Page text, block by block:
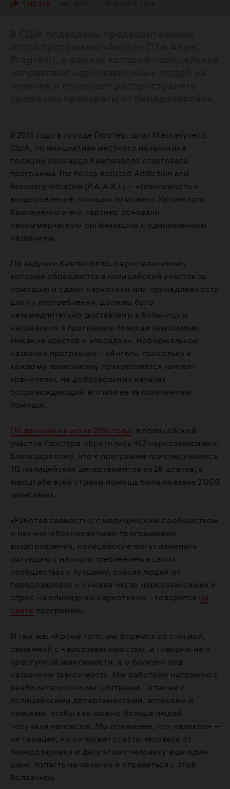
THE FIX
В 2015 году в городе Глостер, штат Массачусетс,
США, по инициативе местного начальника
полиции Леонарда Кампанелло стартовала
программа The Police Assisted Addiction and
Recovery Initiative (P.A.A.R.I.) – «Зависимость и
выздоровление: полиция поможет». Кроме того,
Кампанелло и его партнер основали
некоммерческую организацию с одноименным
названием.
По задумке Кампанелло, наркозависимые,
которые обращаются в полицейский участок за
помощью и сдают наркотики или принадлежности
для их употребления, должны быть
незамедлительно доставлены в больницу и
направлены в программы помощи зависимым.
Никаких арестов и «посадок». Неформальное
название программы – «Ангел», поскольку к
каждому зависимому прикрепляется «ангел-
хранитель», на добровольных началах
сопровождающий его или ее за получением
помощи.
По данным на июнь 2016 года , в полицейский
участок Глостера обратились 452 наркозависимых.
Благодаря тому, что к программе присоединились
112 полицейских департаментов из 28 штатов, в
масштабе всей страны помощь была оказана 2 000
зависимых.
«Работая совместно с медицинским сообществом
и научно-обоснованными программами
выздоровления, полицейские могут изменить
ситуацию с наркопотреблением в своих
сообществах к лучшему, спасая людей от
передозировок и снижая число наркозависимых и
спрос на опиоидные наркотики», - говорится на
сайте программы.
И там же: «Кроме того, мы боремся со стигмой,
связанной с наркозависимостью, и говорим не о
преступной зависимости, а о болезни под
названием зависимость. Мы работаем напрямую с
реабилитационными центрами… а также с
полицейскими департаментами, аптеками и
семьями, чтобы как можно больше людей
получили налоксон. Мы понимаем, что налоксон –
не панацея, но он может спасти человека от
передозировки и дать этому человеку еще один
шанс попасть на лечение и справиться с этой
болезнью».